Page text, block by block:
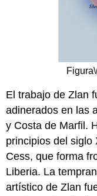
Figura
El trabajo de Zlan
adinerados en las
y Costa de Marfil.
principios del siglo
Cess, que forma
Liberia. La
artístico de Zlan